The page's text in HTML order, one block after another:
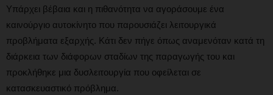
Υπάρχει βέβαια και η πιθανότητα να αγοράσουμε ένα
καινούργιο αυτοκίνητο που παρουσιάζει λειτουργικά
προβλήματα εξαρχής. Κάτι δεν πήγε όπως αναμενόταν κατά τη
διάρκεια των διάφορων σταδίων της παραγωγής του και
προκλήθηκε μια δυσλειτουργία που οφείλεται σε
κατασκευαστικό πρόβλημα.